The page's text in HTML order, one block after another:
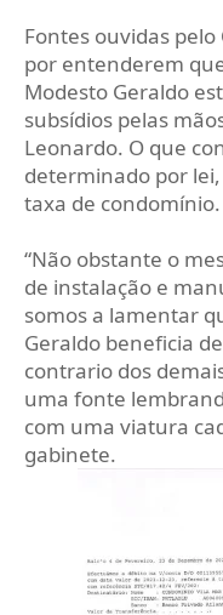
Fontes ouvidas
por entenderem
Modesto Geraldo
subsídios pelas
Leonardo. O que
determinado por
taxa de condomínio.
“Não obstante o
de instalação e
somos a lamentar
Geraldo beneficia
contrario dos
uma fonte
com uma viatura
gabinete.